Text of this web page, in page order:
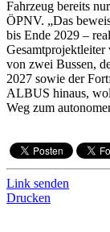
Fahrzeug bereits
ÖPNV. „Das
bis Ende 2029 –
von zwei Bussen,
2027 sowie der
ALBUS hinaus,
Weg zum
Link senden
Drucken